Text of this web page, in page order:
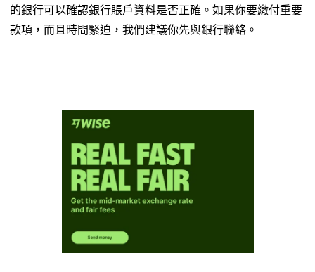
的銀行可以確認銀行賬戶資料是否正確。如果你要繳付重要
款項，而且時間緊迫，我們建議你先與銀行聯絡。